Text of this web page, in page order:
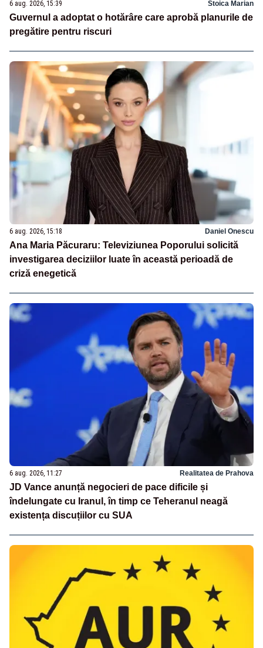
6 aug. 2026, 15:39 Stoica Marian
Guvernul a adoptat o hotărâre care aprobă planurile de
pregătire pentru riscuri
6 aug. 2026, 15:18 Daniel Onescu
Ana Maria Păcuraru: Televiziunea Poporului solicită
investigarea deciziilor luate în această perioadă de
criză enegetică
6 aug. 2026, 11:27 Realitatea de Prahova
JD Vance anunță negocieri de pace dificile și
îndelungate cu Iranul, în timp ce Teheranul neagă
existența discuțiilor cu SUA